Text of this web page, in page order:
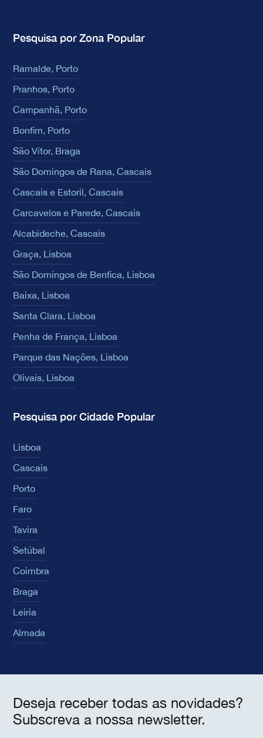
Pesquisa por Zona Popular
Ramalde, Porto
Pranhos, Porto
Campanhã, Porto
Bonfim, Porto
São Vítor, Braga
São Domingos de Rana, Cascais
Cascais e Estoril, Cascais
Carcavelos e Parede, Cascais
Alcabideche, Cascais
Graça, Lisboa
São Domingos de Benfica, Lisboa
Baixa, Lisboa
Santa Clara, Lisboa
Penha de França, Lisboa
Parque das Nações, Lisboa
Olivais, Lisboa
Pesquisa por Cidade Popular
Lisboa
Cascais
Porto
Faro
Tavira
Setúbal
Coimbra
Braga
Leiria
Almada
Deseja receber todas as novidades?
Subscreva a nossa newsletter.